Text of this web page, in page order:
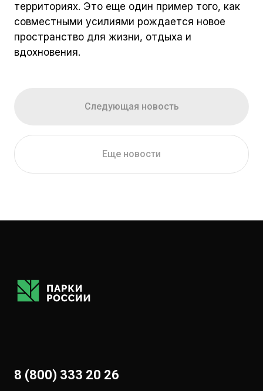
территориях. Это еще один пример того, как
совместными усилиями рождается новое
пространство для жизни, отдыха и
вдохновения.
Следующая новость
Еще новости
8 (800) 333 20 26